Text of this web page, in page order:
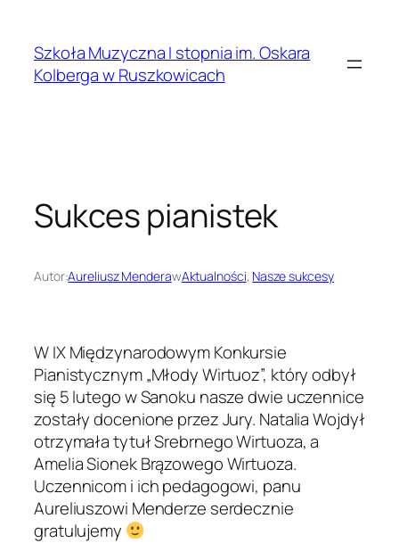
treściSzkoła Muzyczna I stopnia im. Oskara
Kolberga w Ruszkowicach
Sukces pianistek
Autor:Aureliusz MenderawAktualności, Nasze sukcesy
W IX Międzynarodowym Konkursie
Pianistycznym „Młody Wirtuoz”, który odbył
się 5 lutego w Sanoku nasze dwie uczennice
zostały docenione przez Jury. Natalia Wojdył
otrzymała tytuł Srebrnego Wirtuoza, a
Amelia Sionek Brązowego Wirtuoza.
Uczennicom i ich pedagogowi, panu
Aureliuszowi Menderze serdecznie
gratulujemy